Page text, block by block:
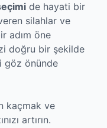
de hayati bir
silahlar ve
adım öne
doğru bir şekilde
göz önünde
kaçmak ve
artırın.